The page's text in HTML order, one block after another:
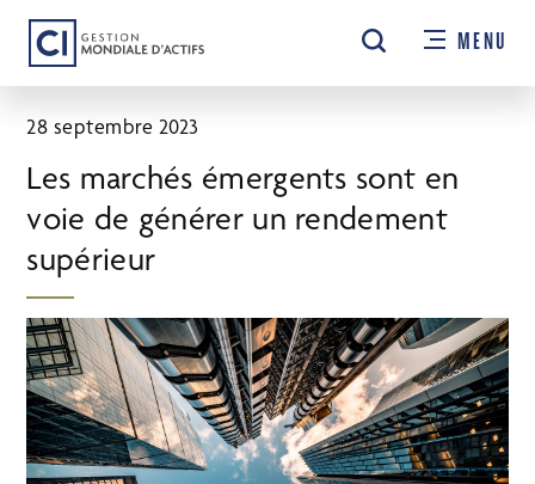
Passer
contenu
principal
MENU
28 septembre 2023
Les marchés émergents sont en
voie de générer un rendement
supérieur